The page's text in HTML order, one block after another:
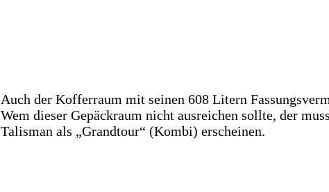
Auch der Kofferraum mit seinen 608 Litern
Wem dieser Gepäckraum nicht ausreichen sollte, der
Talisman als „Grandtour“ (Kombi) erscheinen.